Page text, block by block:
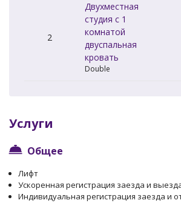
2
Двухместная
студия c 1
комнатой
двуспальная
кровать
Double
Услуги
Общее
Лифт
Ускоренная регистрация заезда и
Индивидуальная регистрация заезда и